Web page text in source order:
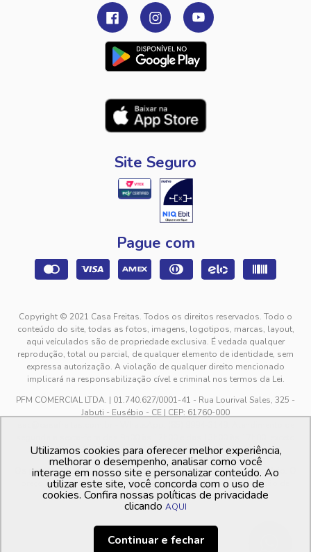
Site Seguro
Pague com
Copyright © 2021 Casa Freitas. Todos os direitos reservados. Todo o
conteúdo do site, todas as fotos, imagens, logotipos, marcas, layout,
aqui veículados são de propriedade exclusiva. É vedada qualquer
reprodução, total ou parcial, de qualquer elemento de identidade, sem
expressa autorização. A violação de qualquer direito mencionado
implicará na responsabilização cível e criminal nos termos da Lei.
PFM COMERCIAL LTDA. | 01.740.627/0001-41 - Rua Lourival Sales, 325 -
Jabuti - Eusébio - CE | CEP: 61760-000
feriados.
Os preços dos produtos estão sujeitos a alteração sem aviso prévio. O
preço valido é sempre o apresentado no momento da finalização da
compra, no carrinho de compras.
Utilizamos cookies para oferecer melhor experiência,
melhorar o desempenho, analisar como você
interage em nosso site e personalizar conteúdo. Ao
utilizar este site, você concorda com o uso de
cookies. Confira nossas políticas de privacidade
clicando AQUI
Continuar e fechar